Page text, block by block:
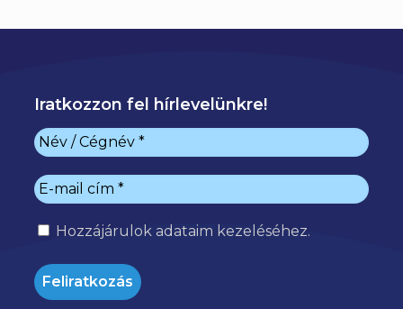
Iratkozzon fel hírlevelünkre!
Hozzájárulok adataim kezeléséhez.